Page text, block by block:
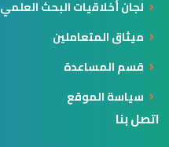
لجان أخلاقيات البحث العلمي
ميثاق المتعاملين
قسم المساعدة
سياسة الموقع
اتصل بنا